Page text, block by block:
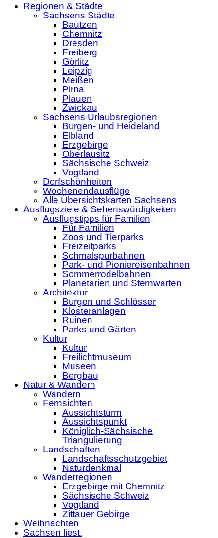
Regionen & Städte
Sachsens Städte
Bautzen
Chemnitz
Dresden
Freiberg
Görlitz
Leipzig
Meißen
Pirna
Plauen
Zwickau
Sachsens Urlaubsregionen
Burgen- und Heideland
Elbland
Erzgebirge
Oberlausitz
Sächsische Schweiz
Vogtland
Dorfschönheiten
Wochenendausflüge
Alle Übersichtskarten Sachsens
Ausflugsziele & Sehenswürdigkeiten
Ausflugstipps für Familien
Für Familien
Zoos und Tierparks
Freizeitparks
Schmalspurbahnen
Park- und Pioniereisenbahnen
Sommerrodelbahnen
Planetarien und Sternwarten
Architektur
Burgen und Schlösser
Klosteranlagen
Ruinen
Parks und Gärten
Kultur
Kultur
Freilichtmuseum
Museen
Bergbau
Natur & Wandern
Wandern
Fernsichten
Aussichtsturm
Aussichtspunkt
Königlich-Sächsische
Triangulierung
Landschaften
Landschaftsschutzgebiet
Naturdenkmal
Wanderregionen
Erzgebirge mit Chemnitz
Sächsische Schweiz
Vogtland
Zittauer Gebirge
Weihnachten
Sachsen liest.